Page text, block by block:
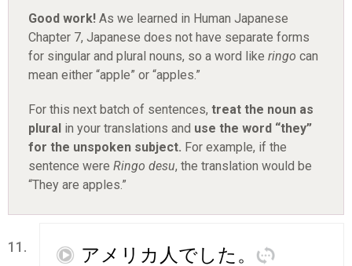
Good work! As we learned in Human Japanese
Chapter 7, Japanese does not have separate forms
for singular and plural nouns, so a word like ringo can
mean either “apple” or “apples.”
For this next batch of sentences, treat the noun as
plural in your translations and use the word “they”
for the unspoken subject. For example, if the
sentence were Ringo desu, the translation would be
“They are apples.”
11. 再 アメリカ 人 でした 。 訳